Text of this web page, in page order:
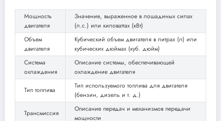
Мощность
двигателя
Значение, выраженное в лошадиных силах
(л.с.) или киловаттах (кВт)
Объем
двигателя
Кубический объем двигателя в литрах (л) или
кубических дюймах (куб. дюйм)
Система
охлаждения
Описание системы, обеспечивающей
охлаждение двигателя
Тип топлива
Тип используемого топлива для двигателя
(бензин, дизель и т. д.)
Трансмиссия
Описание передач и механизмов передачи
мощности